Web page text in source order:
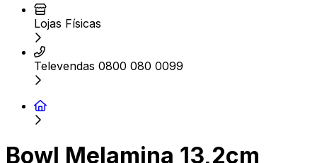
Lojas Físicas
Televendas 0800 080 0099
Bowl Melamina 13,2cm